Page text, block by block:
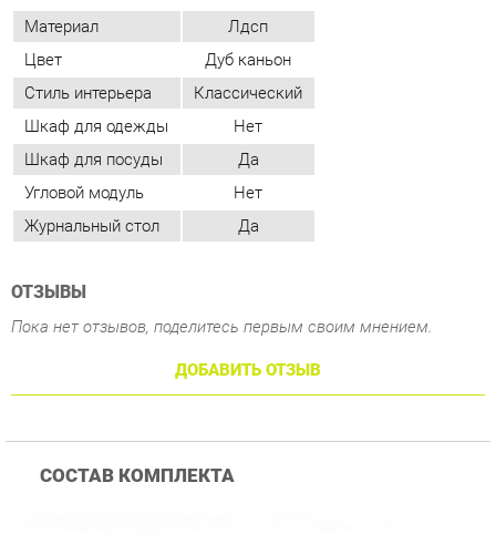
Шкаф для посуды
Да
Угловой модуль
Нет
Журнальный стол
Да
ОТЗЫВЫ
Пока нет отзывов, поделитесь первым своим мнением.
ДОБАВИТЬ ОТЗЫВ
СОСТАВ КОМПЛЕКТА